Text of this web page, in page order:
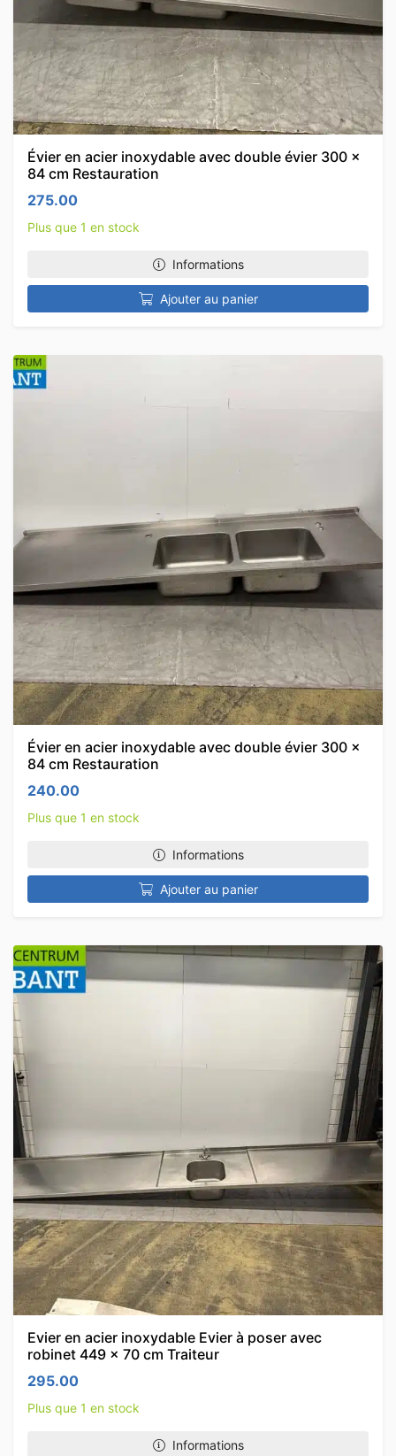
Évier en acier inoxydable avec double évier 300 x
84 cm Restauration
275.00
Plus que 1 en stock
Informations
Ajouter au panier
Évier en acier inoxydable avec double évier 300 x
84 cm Restauration
240.00
Plus que 1 en stock
Informations
Ajouter au panier
Evier en acier inoxydable Evier à poser avec
robinet 449 x 70 cm Traiteur
295.00
Plus que 1 en stock
Informations